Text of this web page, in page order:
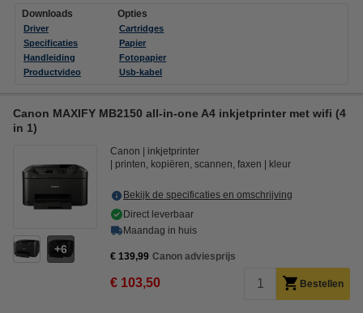
Downloads
Driver
Specificaties
Handleiding
Productvideo
Opties
Cartridges
Papier
Fotopapier
Usb-kabel
Canon MAXIFY MB2150 all-in-one A4 inkjetprinter met wifi (4
in 1)
6
Canon
inkjetprinter
printen, kopiëren, scannen, faxen
kleur
Bekijk de specificaties en omschrijving
Direct leverbaar
Maandag in huis
€ 139,99 Canon adviesprijs
€ 103,50 Bestellen